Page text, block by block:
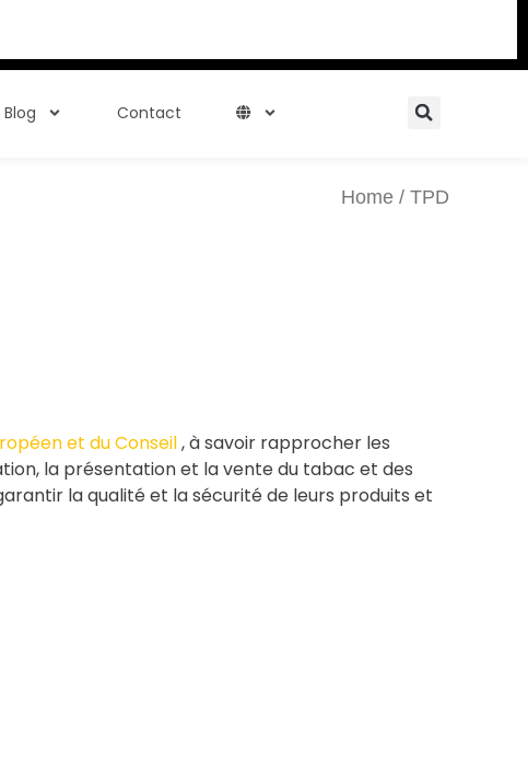
Blog Contact
Home / TPD
et du Conseil, à savoir rapprocher les
la présentation et la vente du tabac et des
la qualité et la sécurité de leurs produits et